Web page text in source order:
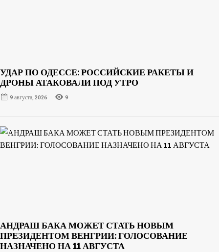
УДАР ПО ОДЕССЕ: РОССИЙСКИЕ РАКЕТЫ И
ДРОНЫ АТАКОВАЛИ ПОД УТРО
9 августа, 2026 9
АНДРАШ БАКА МОЖЕТ СТАТЬ НОВЫМ
ПРЕЗИДЕНТОМ ВЕНГРИИ: ГОЛОСОВАНИЕ
НАЗНАЧЕНО НА 11 АВГУСТА